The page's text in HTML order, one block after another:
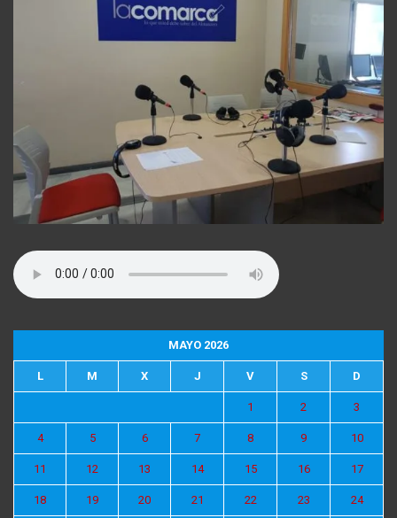
MAYO 2026
L M X J V S D
1 2 3
4 5 6 7 8 9 10
11 12 13 14 15 16 17
18 19 20 21 22 23 24